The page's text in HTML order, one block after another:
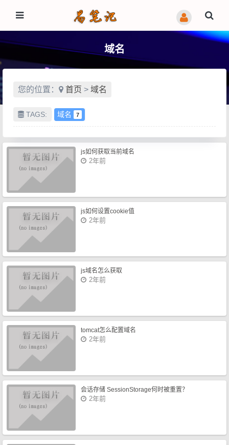
域名
您的位置： 首页 > 域名
TAGS: 域名 7
js如何获取当前域名
2年前
js如何设置cookie值
2年前
js域名怎么获取
2年前
tomcat怎么配置域名
2年前
会话存储 SessionStorage何时被重置？
2年前